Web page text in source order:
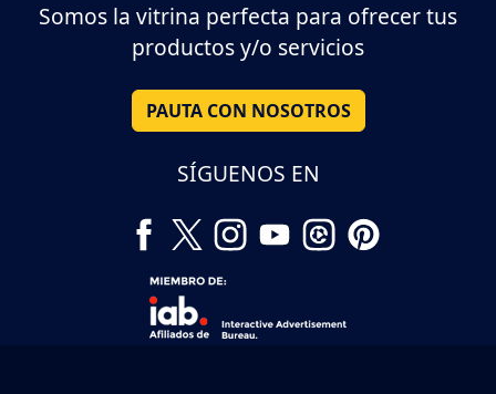
Somos la vitrina perfecta para ofrecer tus
productos y/o servicios
PAUTA CON NOSOTROS
SÍGUENOS EN